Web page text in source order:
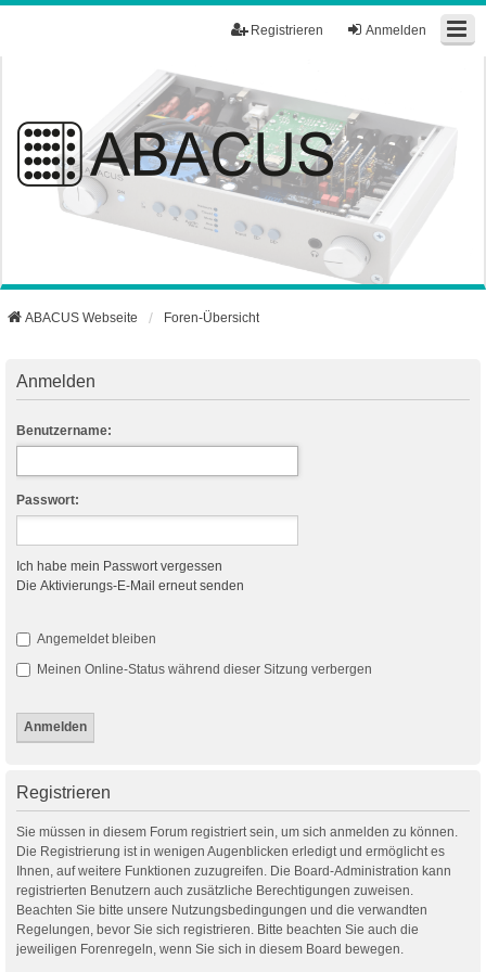
Anmelden
Registrieren
ABACUS Webseite Foren-Übersicht
Anmelden
Benutzername:
Passwort:
Ich habe mein Passwort vergessen
Die Aktivierungs-E-Mail erneut senden
Angemeldet bleiben
Meinen Online-Status während dieser Sitzung verbergen
Registrieren
Sie müssen in diesem Forum registriert sein, um sich anmelden zu können.
Die Registrierung ist in wenigen Augenblicken erledigt und ermöglicht es
Ihnen, auf weitere Funktionen zuzugreifen. Die Board-Administration kann
registrierten Benutzern auch zusätzliche Berechtigungen zuweisen.
Beachten Sie bitte unsere Nutzungsbedingungen und die verwandten
Regelungen, bevor Sie sich registrieren. Bitte beachten Sie auch die
jeweiligen Forenregeln, wenn Sie sich in diesem Board bewegen.